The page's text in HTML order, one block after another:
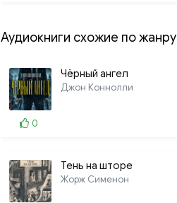
Аудиокниги схожие по жанру
Чёрный ангел
Джон Коннолли
0
Тень на шторе
Жорж Сименон